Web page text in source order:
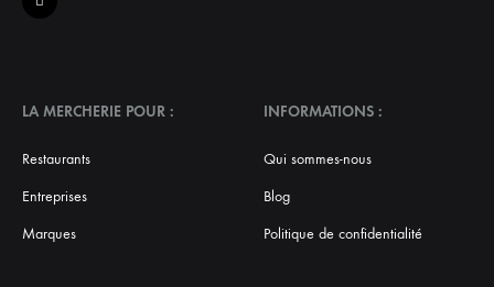
LA MERCHERIE POUR :
Restaurants
Entreprises
Marques
INFORMATIONS :
Qui sommes-nous
Blog
Politique de confidentialité